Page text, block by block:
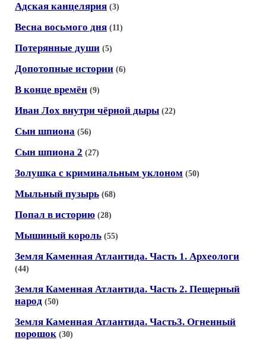
Адская канцелярия (3)
Весна восьмого дня (11)
Потерянные души (5)
Допотопные истории (6)
В конце времён (9)
Иван Лох внутри чёрной дыры (22)
Сын шпиона (56)
Сын шпиона 2 (27)
Золушка с криминальным уклоном (50)
Мыльный пузырь (68)
Попал в историю (28)
Мышиный король (55)
Земля Каменная Атлантида. Часть 1. Археологи
(44)
Земля Каменная Атлантида. Часть 2. Пещерный
народ (50)
Земля Каменная Атлантида. Часть3. Огненный
порошок (30)